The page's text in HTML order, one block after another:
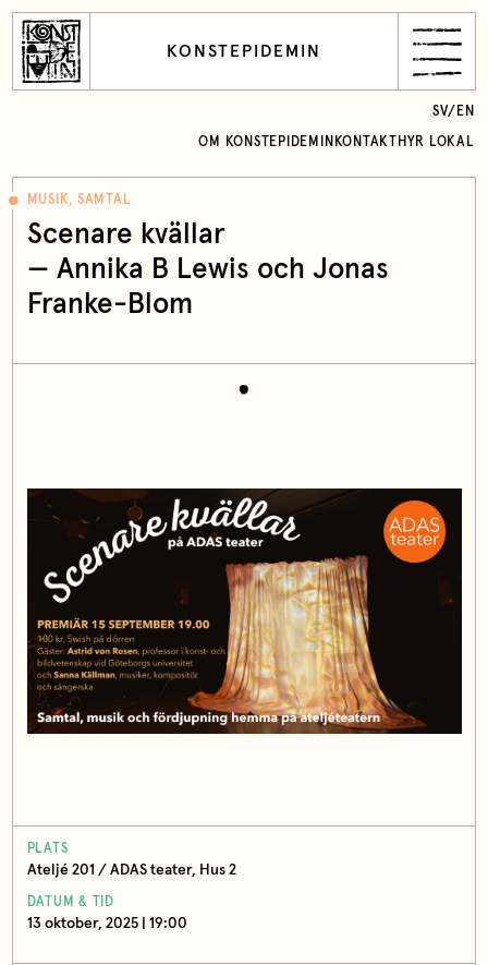
KONSTEPIDEMIN
OM KONSTEPIDEMIN KONTAKT HYR LOKAL
SV/ EN
MUSIK, SAMTAL
Scenare kvällar
— Annika B Lewis och Jonas
Franke-Blom
PLATS
Ateljé 201 / ADAS teater, Hus 2
DATUM & TID
13 oktober, 2025 | 19:00